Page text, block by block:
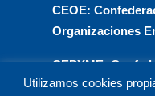
CEOE:
Organizaciones
CEPYME:
y Mediana
Utilizamos cookies